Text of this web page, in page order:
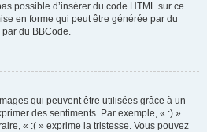
possible d’insérer du code HTML sur ce
en forme qui peut être générée par du
du BBCode.
qui peuvent être utilisées grâce à un
des sentiments. Par exemple, « :) »
« :( » exprime la tristesse. Vous pouvez